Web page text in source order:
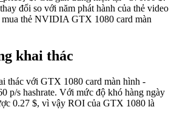
đổi so với năm phát hành của thẻ video
thẻ NVIDIA GTX 1080 card màn
khai thác
thác với GTX 1080 card màn hình -
p/s hashrate. Với mức độ khó hàng ngày
0.27 $, vì vậy ROI của GTX 1080 là